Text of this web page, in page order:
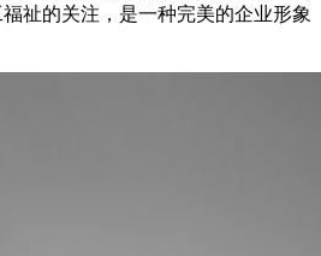
祉的关注，是一种完美的企业形象